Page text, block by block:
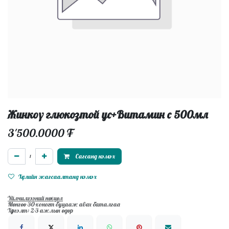
Жинкоү глюкозтой ус+Витамин с 500мл
3'500.0000₮
Сагсанд нэмэх
Хүслийн жагсаалтанд нэмэх
Үйлчилгээний нөхцөл
Мөнгөө 30-хоногт буцааж авах баталгаа
Хүргэлт: 2-3 ажлын өдөр